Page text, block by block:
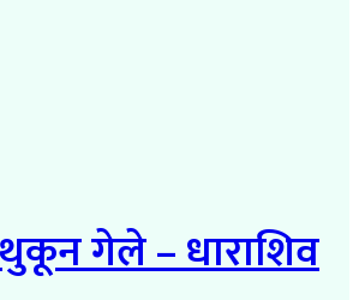
गेले – धाराशिव